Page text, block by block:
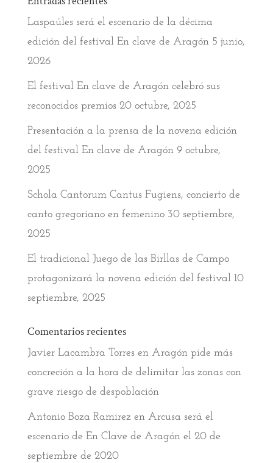
Laspaúles será el escenario de la décima
edición del festival En clave de Aragón 5 junio,
2026
El festival En clave de Aragón celebró sus
reconocidos premios 20 octubre, 2025
Presentación a la prensa de la novena edición
del festival En clave de Aragón 9 octubre,
2025
Schola Cantorum Cantus Fugiens, concierto de
canto gregoriano en femenino 30 septiembre,
2025
El tradicional Juego de las Birllas de Campo
protagonizará la novena edición del festival 10
septiembre, 2025
Comentarios recientes
Javier Lacambra Torresen Aragón pide más
concreción a la hora de delimitar las zonas con
grave riesgo de despoblación
Antonio Boza Ramirez en Arcusa será el
escenario de En Clave de Aragón el 20 de
septiembre de 2020